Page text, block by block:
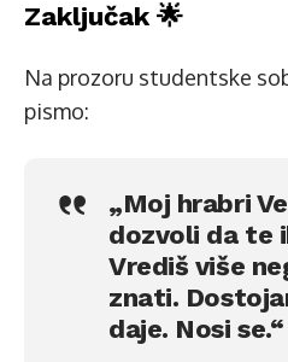
Zaključak 🌟
Na prozoru studentske
pismo:
„Moj hrabri
dozvoli da te
Vrediš više
znati.
daje. Nosi se.“